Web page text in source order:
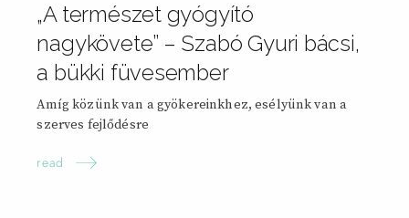
„A természet gyógyító
nagykövete” – Szabó Gyuri bácsi,
a bükki füvesember
Amíg közünk van a gyökereinkhez, esélyünk van a
szerves fejlődésre
read